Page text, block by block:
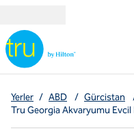
Yerler / ABD / Gürcistan
Tru Georgia Akvaryumu